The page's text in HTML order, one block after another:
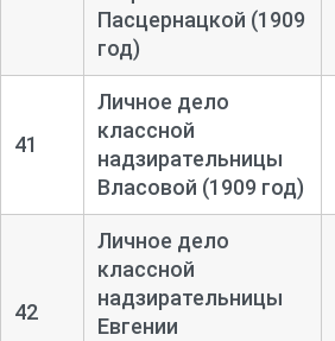
Пасцернацкой (1909
год)
41
Личное дело
классной
надзирательницы
Власовой (1909 год)
42
Личное дело
классной
надзирательницы
Евгении